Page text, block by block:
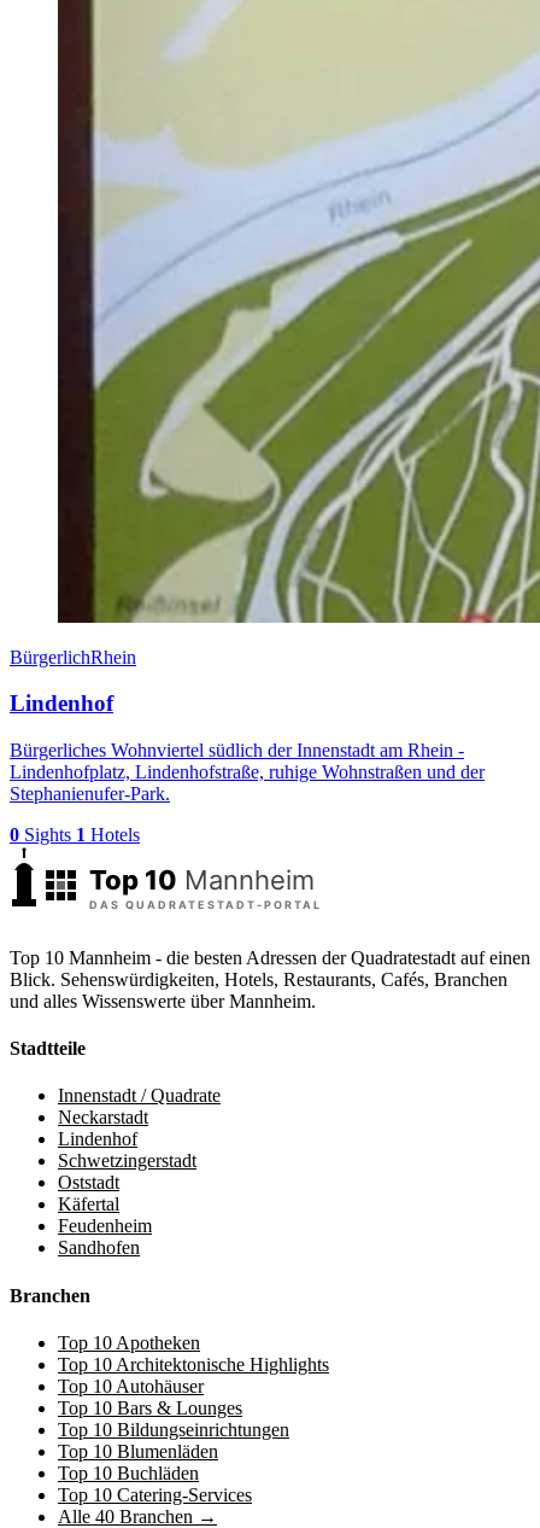
BürgerlichRhein
Lindenhof
Bürgerliches Wohnviertel südlich der Innenstadt am Rhein -
Lindenhofplatz, Lindenhofstraße, ruhige Wohnstraßen und der
Stephanienufer-Park.
0 Sights 1 Hotels
Top 10 Mannheim - die besten Adressen der Quadratestadt auf einen
Blick. Sehenswürdigkeiten, Hotels, Restaurants, Cafés, Branchen
und alles Wissenswerte über Mannheim.
Stadtteile
Innenstadt / Quadrate
Neckarstadt
Lindenhof
Schwetzingerstadt
Oststadt
Käfertal
Feudenheim
Sandhofen
Branchen
Top 10 Apotheken
Top 10 Architektonische Highlights
Top 10 Autohäuser
Top 10 Bars & Lounges
Top 10 Bildungseinrichtungen
Top 10 Blumenläden
Top 10 Buchläden
Top 10 Catering-Services
Alle 40 Branchen →